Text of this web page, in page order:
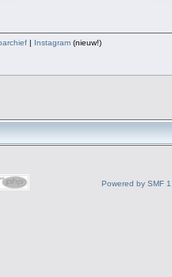
| Instagram (nieuw!)
Powered by SMF